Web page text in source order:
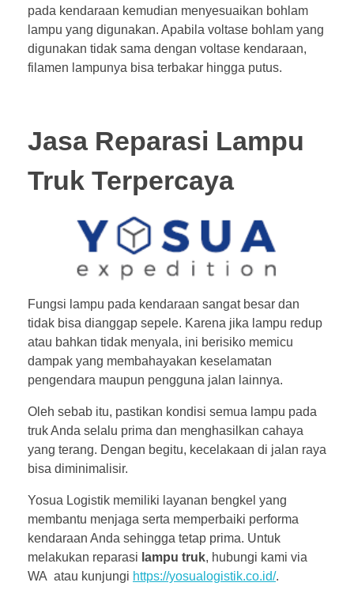
pada kendaraan kemudian menyesuaikan bohlam
lampu yang digunakan. Apabila voltase bohlam yang
digunakan tidak sama dengan voltase kendaraan,
filamen lampunya bisa terbakar hingga putus.
Jasa Reparasi Lampu
Truk Terpercaya
Fungsi lampu pada kendaraan sangat besar dan
tidak bisa dianggap sepele. Karena jika lampu redup
atau bahkan tidak menyala, ini berisiko memicu
dampak yang membahayakan keselamatan
pengendara maupun pengguna jalan lainnya.
Oleh sebab itu, pastikan kondisi semua lampu pada
truk Anda selalu prima dan menghasilkan cahaya
yang terang. Dengan begitu, kecelakaan di jalan raya
bisa diminimalisir.
Yosua Logistik memiliki layanan bengkel yang
membantu menjaga serta memperbaiki performa
kendaraan Anda sehingga tetap prima. Untuk
melakukan reparasi lampu truk, hubungi kami via
WA atau kunjungi https://yosualogistik.co.id/.